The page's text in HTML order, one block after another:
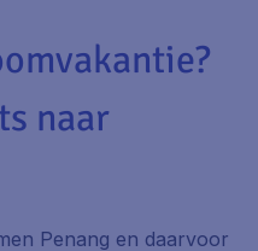
naar
Penang en daarvoor